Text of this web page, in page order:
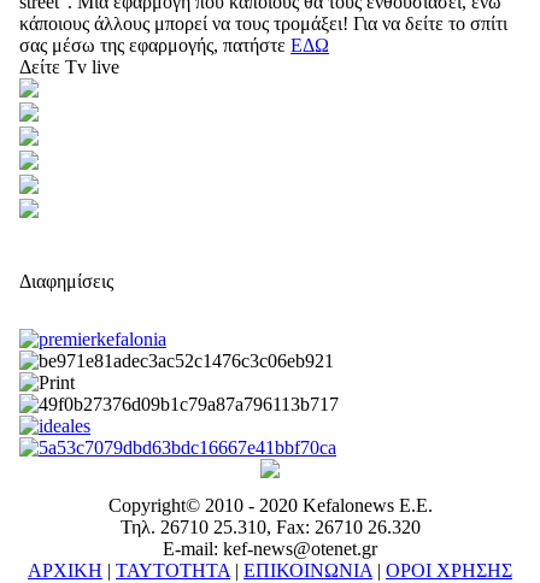
κάποιους άλλους μπορεί να τους τρομάξει! Για να δείτε το σπίτι
σας μέσω της εφαρμογής, πατήστε ΕΔΩ
Δείτε Tv live
Διαφημίσεις
Copyright© 2010 - 2020 Kefalonews Ε.E.
Τηλ. 26710 25.310, Fax: 26710 26.320
E-mail: kef-news@otenet.gr
ΑΡΧΙΚΗ | ΤΑΥΤΟΤΗΤΑ | ΕΠΙΚΟΙΝΩΝΙΑ | ΟΡΟΙ ΧΡΗΣΗΣ